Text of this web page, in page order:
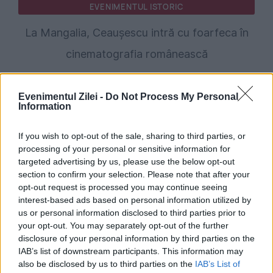
Evenimentul Zilei - Do Not Process My Personal
Information
If you wish to opt-out of the sale, sharing to third parties, or
processing of your personal or sensitive information for
targeted advertising by us, please use the below opt-out
section to confirm your selection. Please note that after your
opt-out request is processed you may continue seeing
interest-based ads based on personal information utilized by
us or personal information disclosed to third parties prior to
your opt-out. You may separately opt-out of the further
disclosure of your personal information by third parties on the
IAB’s list of downstream participants. This information may
also be disclosed by us to third parties on the IAB’s List of
EVENIMENTUL ISTORIC
La Mangalia, Ceaușescu intră cu foarfeca în
cinematografia românească